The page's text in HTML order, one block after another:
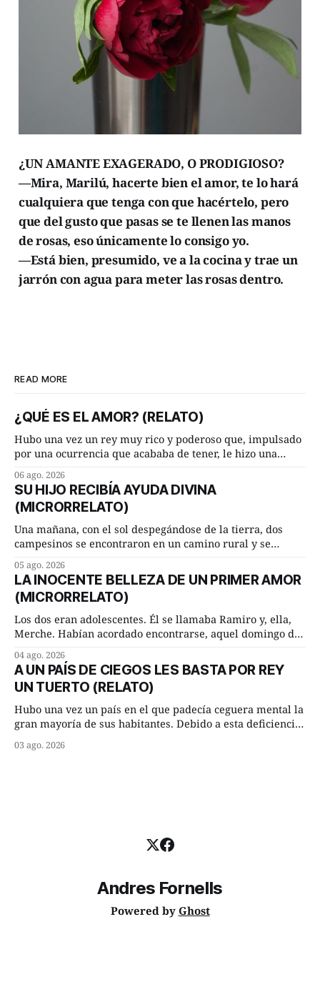
¿UN AMANTE EXAGERADO, O PRODIGIOSO?
—Mira, Marilú, hacerte bien el amor, te lo hará
cualquiera que tenga con que hacértelo, pero
que del gusto que pasas se te llenen las manos
de rosas, eso únicamente lo consigo yo.
—Está bien, presumido, ve a la cocina y trae un
jarrón con agua para meter las rosas dentro.
READ MORE
¿QUÉ ES EL AMOR? (RELATO)
Hubo una vez un rey muy rico y poderoso que, impulsado
por una ocurrencia que acababa de tener, le hizo una
Dime, hombre sabio, ¿qué es el amor según tú? Su
consejero, que era muy prudente y astuto le respondió de
inmediato:
06 ago. 2026
SU HIJO RECIBÍA AYUDA DIVINA
(MICRORRELATO)
Una mañana, con el sol despegándose de la tierra, dos
campesinos se encontraron en un camino rural y se
remolachas, Manuel? —quiso saber uno. —Eso acabo de
hacer, Paco. ¿Cómo va ese maíz tuyo? --se interesó el otro.
—De momento mejor
05 ago. 2026
LA INOCENTE BELLEZA DE UN PRIMER AMOR
(MICRORRELATO)
Los dos eran adolescentes. Él se llamaba Ramiro y, ella,
Merche. Habían acordado encontrarse, aquel domingo de
lugar del río que debía este nombre a la pronunciada
curva que la corriente fluvial presentaba en aquel punto.
Habían dispuesto que
04 ago. 2026
A UN PAÍS DE CIEGOS LES BASTA POR REY
UN TUERTO (RELATO)
Hubo una vez un país en el que padecía ceguera mental la
gran mayoría de sus habitantes. Debido a esta deficiencia,
superiores en número a los que no padecían ninguna
03 ago. 2026
Andres Fornells
Powered by Ghost